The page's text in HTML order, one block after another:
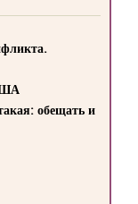
обещать и